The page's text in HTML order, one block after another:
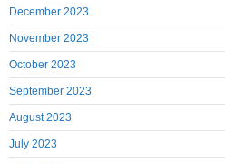
December 2023
November 2023
October 2023
September 2023
August 2023
July 2023